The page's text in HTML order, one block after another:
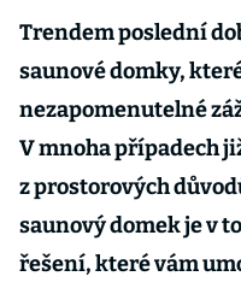
Trendem poslední
saunové domky,
nezapomenutelné
V mnoha případech
z prostorových
saunový domek je v
řešení, které vám